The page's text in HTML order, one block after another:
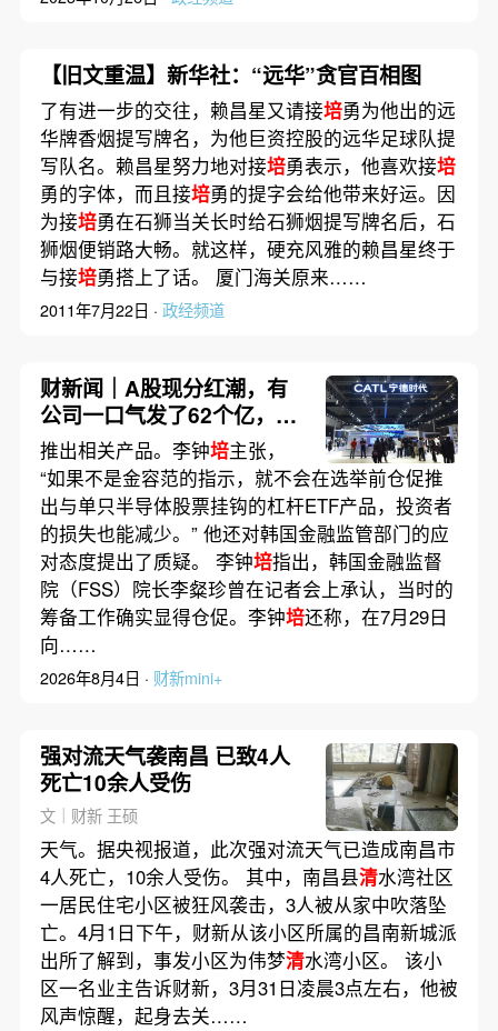
【旧文重温】新华社：“远华”贪官百相图
了有进一步的交往，赖昌星又请接培勇为他出的远
华牌香烟提写牌名，为他巨资控股的远华足球队提
写队名。赖昌星努力地对接培勇表示，他喜欢接培
勇的字体，而且接培勇的提字会给他带来好运。因
为接培勇在石狮当关长时给石狮烟提写牌名后，石
狮烟便销路大畅。就这样，硬充风雅的赖昌星终于
与接培勇搭上了话。 厦门海关原来……
2011年7月22日 · 政经频道
财新闻｜A股现分红潮，有
公司一口气发了62个亿，多
家公司董事长提议派发“红
包”
推出相关产品。李钟培主张，
“如果不是金容范的指示，就不会在选举前仓促推
出与单只半导体股票挂钩的杠杆ETF产品，投资者
的损失也能减少。” 他还对韩国金融监管部门的应
对态度提出了质疑。 李钟培指出，韩国金融监督
院（FSS）院长李粲珍曾在记者会上承认，当时的
筹备工作确实显得仓促。李钟培还称，在7月29日
向……
2026年8月4日 · 财新mini+
强对流天气袭南昌 已致4人
死亡10余人受伤
文｜财新 王硕
天气。据央视报道，此次强对流天气已造成南昌市
4人死亡，10余人受伤。 其中，南昌县清水湾社区
一居民住宅小区被狂风袭击，3人被从家中吹落坠
亡。4月1日下午，财新从该小区所属的昌南新城派
出所了解到，事发小区为伟梦清水湾小区。 该小
区一名业主告诉财新，3月31日凌晨3点左右，他被
风声惊醒，起身去关……